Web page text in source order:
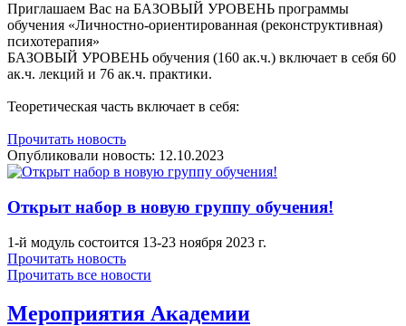
Приглашаем Вас на БАЗОВЫЙ УРОВЕНЬ программы
обучения «Личностно-ориентированная (реконструктивная)
психотерапия»
БАЗОВЫЙ УРОВЕНЬ обучения (160 ак.ч.) включает в себя 60
ак.ч. лекций и 76 ак.ч. практики.
Теоретическая часть включает в себя:
Прочитать новость
Опубликовали новость: 12.10.2023
Открыт набор в новую группу обучения!
1-й модуль состоится 13-23 ноября 2023 г.
Прочитать новость
Прочитать все новости
Мероприятия Академии